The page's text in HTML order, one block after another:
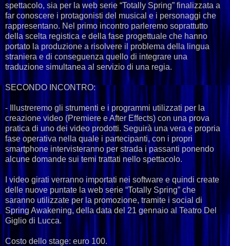
spettacolo, sia per la web serie “Totally Spring” finalizzata a
far conoscere i protagonisti del musical e i personaggi che
rappresentano. Nel primo incontro parleremo soprattutto
della scelta registica e della fase progettuale che hanno
portato la produzione a risolvere il problema della lingua
straniera e di conseguenza quello di integrare una
traduzione simultanea al servizio di una regia.
SECONDO INCONTRO:
- Illustreremo gli strumenti e i programmi utilizzati per la
creazione video (Premiere e After Effects) con una prova
pratica di uno dei video prodotti. Seguirà una vera e propria
fase operativa nella quale i partecipanti, con i propri
smartphone intervisteranno per strada i passanti ponendo
alcune domande sui temi trattati nello spettacolo.
I video girati verranno importati nei software e quindi create
delle nuove puntate la web serie “Totally Spring” che
saranno utilizzate per la promozione, tramite i social di
Spring Awakening, della data del 21 gennaio al Teatro Del
Giglio di Lucca.
Costo dello stage: euro 100.